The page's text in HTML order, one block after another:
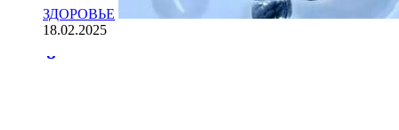
ЗДОРОВЬЕ
18.02.2025
Йогурт против рака: научные